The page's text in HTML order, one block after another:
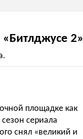
2»
площадке как
сериала
снял «великий и